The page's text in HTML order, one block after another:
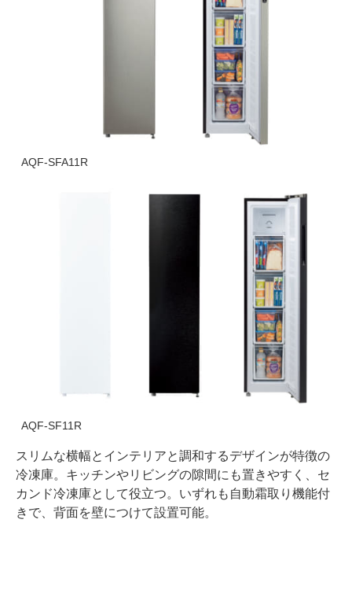
AQF-SFA11R
AQF-SF11R
スリムな横幅とインテリアと調和するデザインが特徴の
冷凍庫。キッチンやリビングの隙間にも置きやすく、セ
カンド冷凍庫として役立つ。いずれも自動霜取り機能付
きで、背面を壁につけて設置可能。